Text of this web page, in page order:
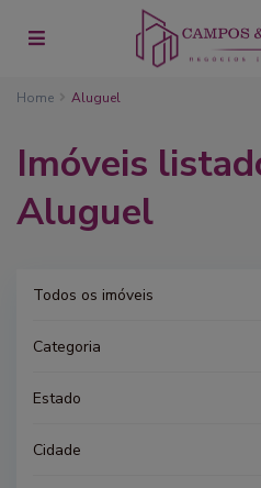
Home Aluguel
Imóveis
Aluguel
Todos os imóveis
Categoria
Estado
Cidade